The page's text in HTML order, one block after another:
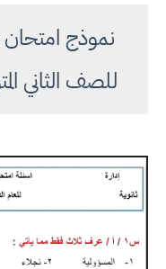
نموذج امتحان
للصف الثاني